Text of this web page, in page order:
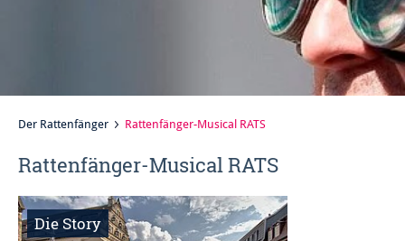
Der Rattenfänger Rattenfänger-Musical RATS
Rattenfänger-Musical RATS
Die Story